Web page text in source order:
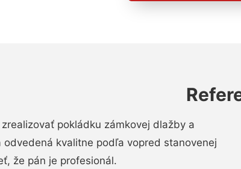
pokládku zámkovej dlažby a
kvalitne podľa vopred stanovenej
že pán je profesionál.